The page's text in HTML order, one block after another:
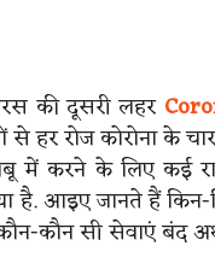
की दूसरी लहर
से हर रोज कोरोना के
में करने के लिए कई
है. आइए जानते हैं किन-
कौन सी सेवाएं बंद